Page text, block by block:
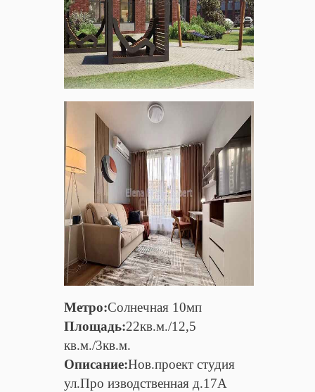
Метро:Солнечная 10мп
Площадь:22кв.м./12,5
кв.м./3кв.м.
Описание:Нов.проект студия
ул.Про изводственная д.17А